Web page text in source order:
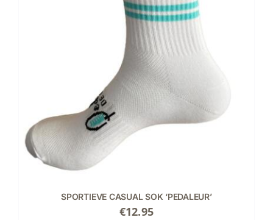
SPORTIEVE CASUAL SOK ‘PEDALEUR’
€12.95